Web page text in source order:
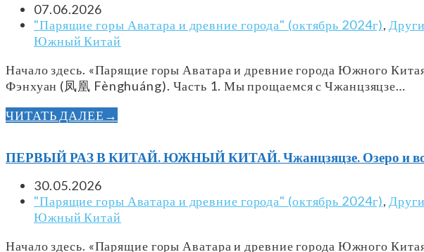
07.06.2026
"Парящие горы Аватара и древние города" (октябрь 2024г),
Южный Китай
Начало здесь. «Парящие горы Аватара и древние города Южного
Фэнхуан (凤凰 Fènghuáng). Часть 1. Мы прощаемся с Чжанцзяцзе…
ЧИТАТЬ ДАЛЕЕ →
ПЕРВЫЙ РАЗ В КИТАЙ. ЮЖНЫЙ КИТАЙ. Чжанцзяцзе. Озеро и
30.05.2026
"Парящие горы Аватара и древние города" (октябрь 2024г),
Южный Китай
Начало здесь. «Парящие горы Аватара и древние города Южного